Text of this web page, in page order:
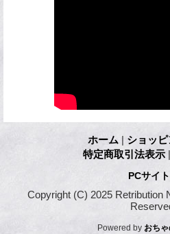
ホーム | ショッ
特定商取引法表示 |
PCサイト
Copyright (C) 2025 Retribution
Powered by おち